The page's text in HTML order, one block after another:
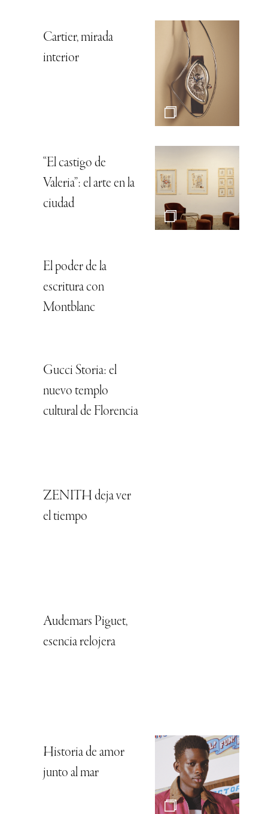
Cartier, mirada
interior
“El castigo de
Valeria”: el arte en la
ciudad
El poder de la
escritura con
Montblanc
Gucci Storia: el
nuevo templo
cultural de Florencia
ZENITH deja ver
el tiempo
Audemars Piguet,
esencia relojera
Historia de amor
junto al mar